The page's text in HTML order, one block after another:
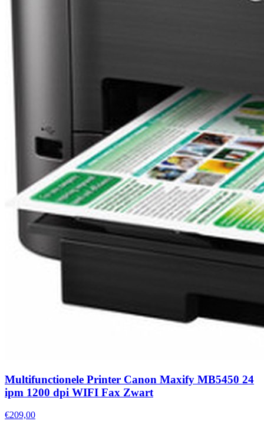
Multifunctionele Printer Canon Maxify MB5450 24
ipm 1200 dpi WIFI Fax Zwart
€209,00